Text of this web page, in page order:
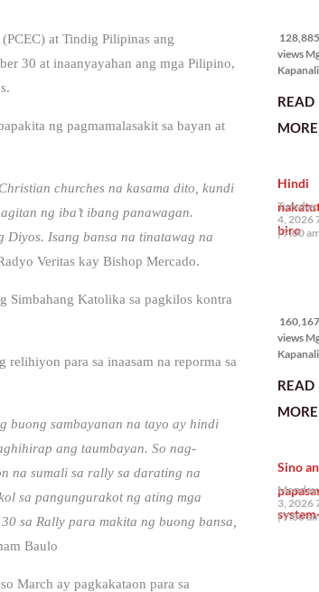
at Tindig Pilipinas ang
30 at inaanyayahan ang mga Pilipino,
ng pagmamalasakit sa bayan at
churches na kasama dito, kundi
ng iba’t ibang panawagan.
Isang bansa na tinatawag na
Veritas kay Bishop Mercado.
Simbahang Katolika sa pagkilos kontra
para sa inaasam na reporma sa
buong sambayanan na tayo ay hindi
ang taumbayan. So nag-
na sumali sa rally sa darating na
sa pangungurakot ng ating mga
sa Rally para makita ng buong bansa,
Baulo
March ay pagkakataon para sa
views
bawat
disente,
itong
ligtas,
READ
MORE
Hindi
biro
4, 2026
7:00
views
Japanese
the
bahay
READ
MORE
Sino
3, 2026
7:00